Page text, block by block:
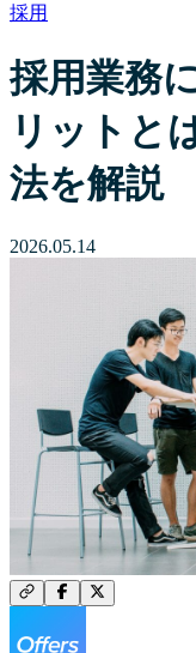
採用
採用業務
リットと
法を解説
2026.05.14